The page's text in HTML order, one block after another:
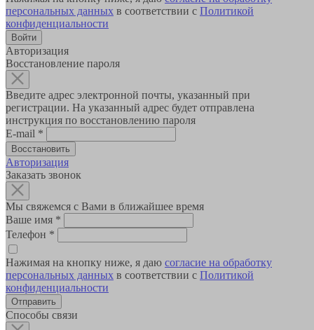
персональных данных в соответствии с Политикой
конфиденциальности
Авторизация
Восстановление пароля
Введите адрес электронной почты, указанный при
регистрации. На указанный адрес будет отправлена
инструкция по восстановлению пароля
E-mail *
Авторизация
Заказать звонок
Мы свяжемся с Вами в ближайшее время
Ваше имя *
Телефон *
Нажимая на кнопку ниже, я даю согласие на обработку
персональных данных в соответствии с Политикой
конфиденциальности
Способы связи